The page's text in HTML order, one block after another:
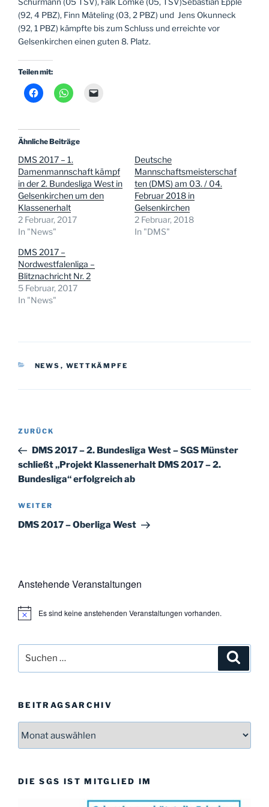
Schürmann (05 TSV), Falk Lömke (05, TSV)Sebastian Epple
(92, 4 PBZ), Finn Mäteling (03, 2 PBZ) und Jens Okunneck
(92, 1 PBZ) kämpfte bis zum Schluss und erreichte vor
Gelsenkirchen einen guten 8. Platz.
Teilen mit:
Ähnliche Beiträge
DMS 2017 – 1.
Damenmannschaft kämpf
in der 2. Bundesliga West in
Gelsenkirchen um den
Klassenerhalt
2 Februar, 2017
In "News"
Deutsche
Mannschaftsmeisterschaf
ten (DMS) am 03. / 04.
Februar 2018 in
Gelsenkirchen
2 Februar, 2018
In "DMS"
DMS 2017 –
Nordwestfalenliga –
Blitznachricht Nr. 2
5 Februar, 2017
In "News"
KATEGORIEN
NEWS , WETTKÄMPFE
Beitragsnavigation
Vorheriger
Beitrag
ZURÜCK
DMS 2017 – 2. Bundesliga West – SGS Münster
schließt „Projekt Klassenerhalt DMS 2017 – 2.
Bundesliga“ erfolgreich ab
Nächster
Beitrag
WEITER
DMS 2017 – Oberliga West
Anstehende Veranstaltungen
H
w
s
Es sind keine anstehenden Veranstaltungen vorhanden.
nach:
BEITRAGSARCHIV
DIE SGS IST MITGLIED IM